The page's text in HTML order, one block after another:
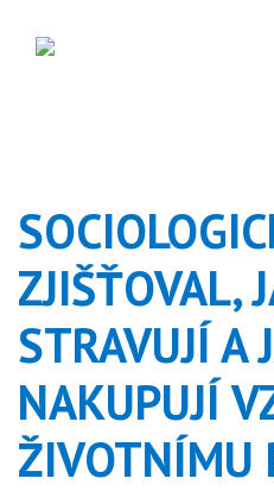
ZJIŠŤOVAL,
STRAVUJÍ A
NAKUPUJÍ
ŽIVOTNÍMU